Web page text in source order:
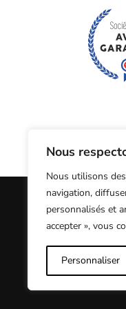
Nous
Nous utilisons
navigation,
personnalisés et
accepter », vous
Personnaliser